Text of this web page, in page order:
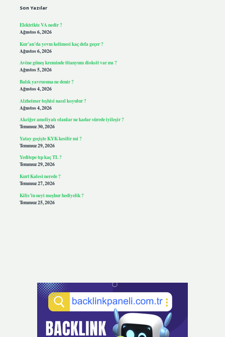
Son Yazılar
Elektrikte VA nedir ?
Ağustos 6, 2026
Kur’an’da yevm kelimesi kaç defa geçer ?
Ağustos 6, 2026
Avène güneş kreminde titanyum dioksit var mı ?
Ağustos 5, 2026
Balık yavrusuna ne denir ?
Ağustos 4, 2026
Alzheimer teşhisi nasıl koyulur ?
Ağustos 4, 2026
Akciğer ameliyatı olanlar ne kadar sürede iyileşir ?
Temmuz 30, 2026
Yatay geçişte KYK kesilir mi ?
Temmuz 29, 2026
Yeditepe tıp kaç TL ?
Temmuz 29, 2026
Kurt Kalesi nerede ?
Temmuz 27, 2026
Kilis’in neyi meşhur hediyelik ?
Temmuz 25, 2026